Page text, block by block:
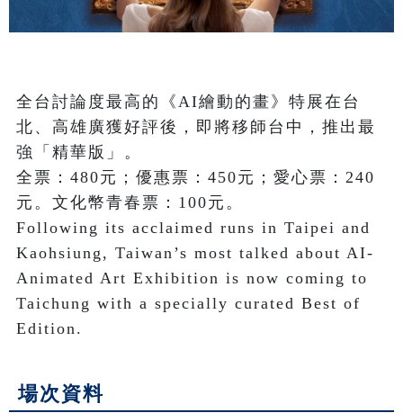
全台討論度最高的《AI繪動的畫》特展在台
北、高雄廣獲好評後，即將移師台中，推出最
強「精華版」。
全票：480元；優惠票：450元；愛心票：240
元。文化幣青春票：100元。
Following its acclaimed runs in Taipei and
Kaohsiung, Taiwan’s most talked about AI-
Animated Art Exhibition is now coming to
Taichung with a specially curated Best of
Edition.
場次資料